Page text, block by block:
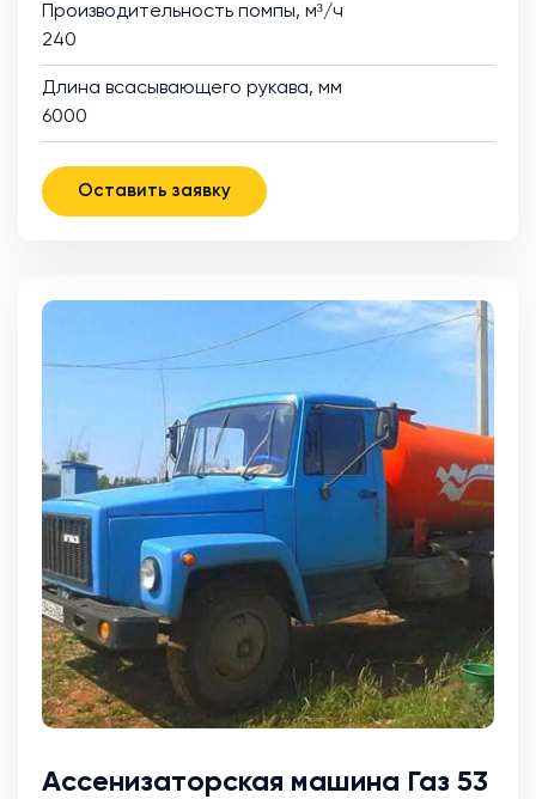
Производительность помпы, м³/ч
240
Длина всасывающего рукава, мм
6000
Оставить заявку
Ассенизаторская машина Газ 53